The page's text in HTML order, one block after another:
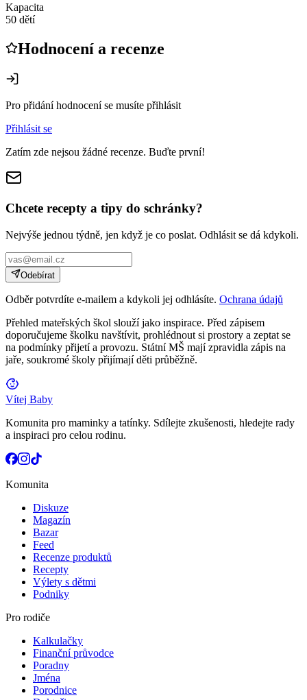
Kapacita
50 dětí
Hodnocení a recenze
Pro přidání hodnocení se musíte přihlásit
Přihlásit se
Zatím zde nejsou žádné recenze. Buďte první!
Chcete recepty a tipy do schránky?
Nejvýše jednou týdně, jen když je co poslat. Odhlásit se dá kdykoli.
Odebírat
Odběr potvrdíte e-mailem a kdykoli jej odhlásíte. Ochrana údajů
Přehled mateřských škol slouží jako inspirace. Před zápisem
doporučujeme školku navštívit, prohlédnout si prostory a zeptat se
na podmínky přijetí a provozu. Státní MŠ mají zpravidla zápis na
jaře, soukromé školy přijímají děti průběžně.
Vítej Baby
Komunita pro maminky a tatínky. Sdílejte zkušenosti, hledejte rady
a inspiraci pro celou rodinu.
Komunita
Diskuze
Magazín
Bazar
Feed
Recenze produktů
Recepty
Výlety s dětmi
Podniky
Pro rodiče
Kalkulačky
Finanční průvodce
Poradny
Jména
Porodnice